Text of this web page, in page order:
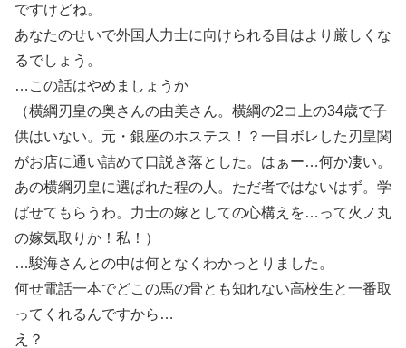
ですけどね。
あなたのせいで外国人力士に向けられる目はより厳しくな
るでしょう。
…この話はやめましょうか
（横綱刃皇の奥さんの由美さん。横綱の2コ上の34歳で子
供はいない。元・銀座のホステス！？一目ボレした刃皇関
がお店に通い詰めて口説き落とした。はぁー…何か凄い。
あの横綱刃皇に選ばれた程の人。ただ者ではないはず。学
ばせてもらうわ。力士の嫁としての心構えを…って火ノ丸
の嫁気取りか！私！）
…駿海さんとの中は何となくわかっとりました。
何せ電話一本でどこの馬の骨とも知れない高校生と一番取
ってくれるんですから…
え？